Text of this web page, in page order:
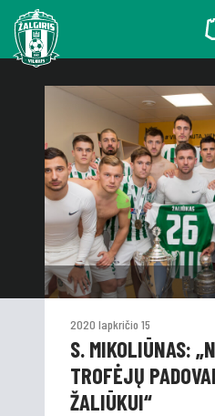
2020 lapkričio 15
S. MIKOLIŪNAS:
TROFĖJŲ
ŽALIŪKUI“